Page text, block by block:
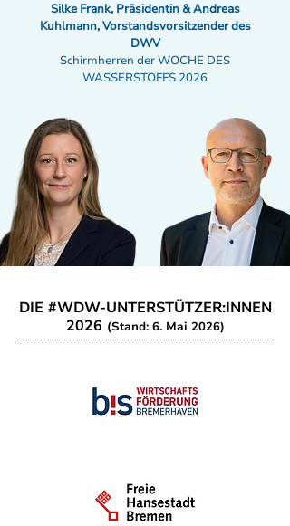
Silke Frank, Präsidentin & Andreas
Kuhlmann, Vorstandsvorsitzender des
DWV
Schirmherren der WOCHE DES
WASSERSTOFFS 2026
DIE #WDW-UNTERSTÜTZER:INNEN
2026 (Stand: 6. Mai 2026)